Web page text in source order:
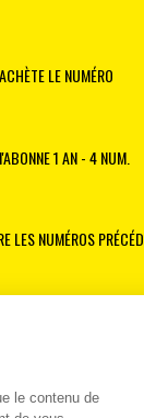
LE NUMÉRO
1 AN - 4 NUM.
LES NUMÉROS